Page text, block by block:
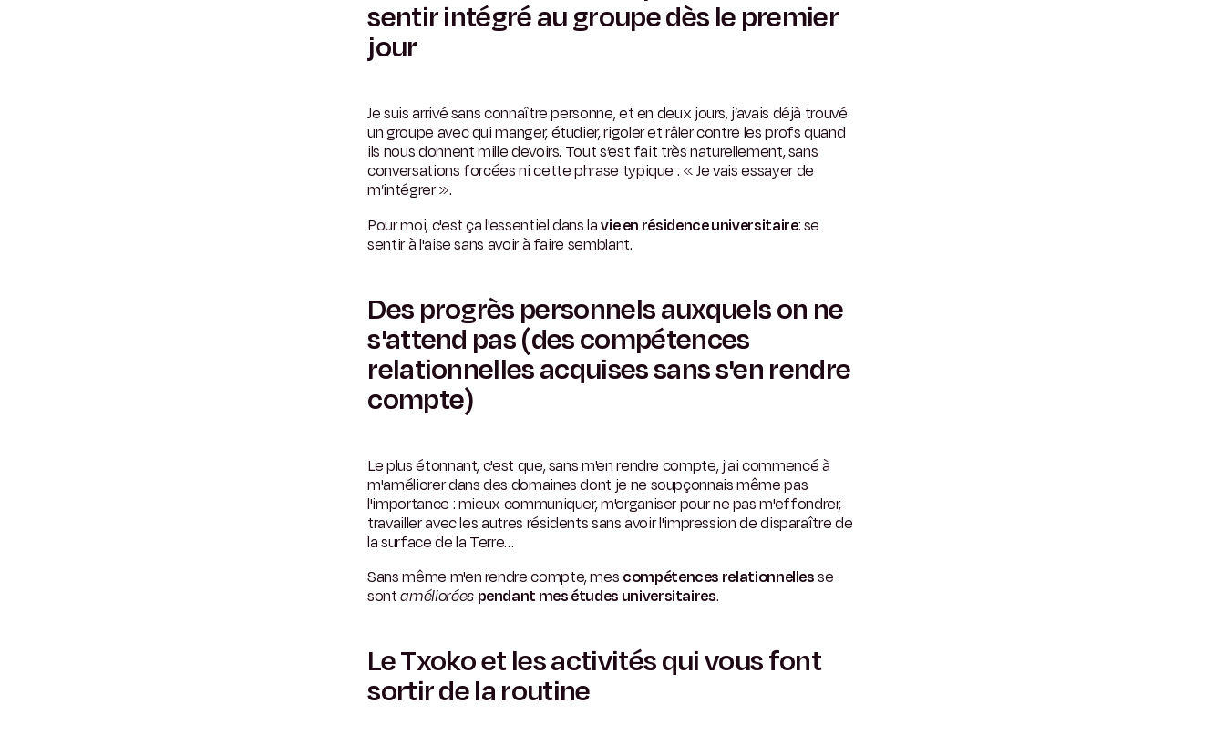
sentir intégré au groupe dès le premier
jour
Je suis arrivé sans connaître personne, et en deux jours, j’avais déjà trouvé
un groupe avec qui manger, étudier, rigoler et râler contre les profs quand
ils nous donnent mille devoirs. Tout s’est fait très naturellement, sans
conversations forcées ni cette phrase typique : « Je vais essayer de
m’intégrer ».
Pour moi, c'est ça l'essentiel dans lavie en résidence universitaire: se
sentir à l'aise sans avoir à faire semblant.
Des progrès personnels auxquels on ne
s'attend pas (des compétences
relationnelles acquises sans s'en rendre
compte)
Le plus étonnant, c'est que, sans m'en rendre compte, j'ai commencé à
m'améliorer dans des domaines dont je ne soupçonnais même pas
l'importance : mieux communiquer, m'organiser pour ne pas m'effondrer,
travailler avec les autres résidents sans avoir l'impression de disparaître de
la surface de la Terre…
Sans même m'en rendre compte, mes compétences relationnellesse
sontaméliorées pendant mes études universitaires.
Le Txoko et les activités qui vous font
sortir de la routine